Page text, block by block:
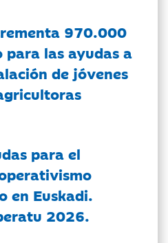
970.000
para las ayudas a
de jóvenes
para el
en Euskadi.
2026.